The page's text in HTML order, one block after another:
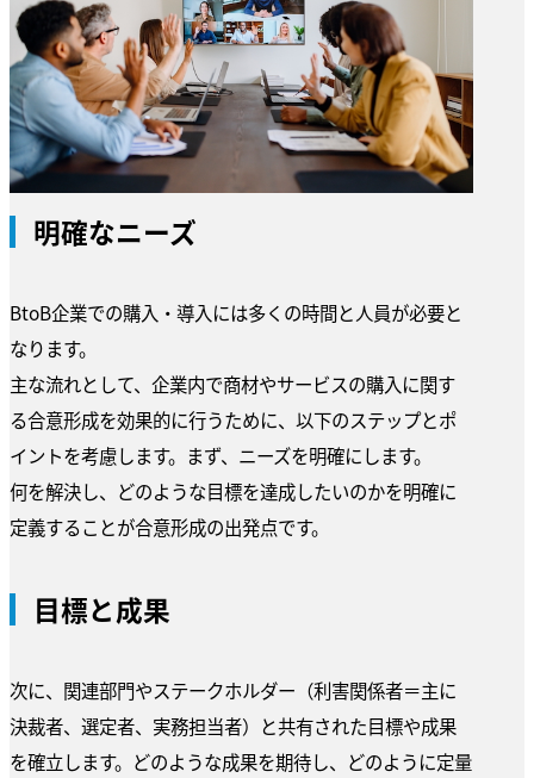
明確なニーズ
BtoB企業での購入・導入には多くの時間と人員が必要と
なります。
主な流れとして、企業内で商材やサービスの購入に関す
る合意形成を効果的に行うために、以下のステップとポ
イントを考慮します。まず、ニーズを明確にします。
何を解決し、どのような目標を達成したいのかを明確に
定義することが合意形成の出発点です。
目標と成果
次に、関連部門やステークホルダー（利害関係者＝主に
決裁者、選定者、実務担当者）と共有された目標や成果
を確立します。どのような成果を期待し、どのように定量